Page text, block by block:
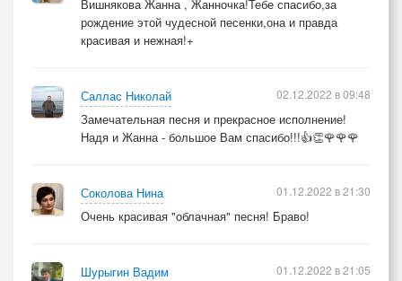
Вишнякова Жанна , Жанночка!Тебе спасибо,за
рождение этой чудесной песенки,она и правда
красивая и нежная!+
Саллас Николай
Замечательная песня и прекрасное исполнение!
Надя и Жанна - большое Вам спасибо!!!👍👏🌹🌹🌹
02.12.2022 в 09:48
Соколова Нина
Очень красивая "облачная" песня! Браво!
01.12.2022 в 21:30
Шурыгин Вадим
01.12.2022 в 21:05